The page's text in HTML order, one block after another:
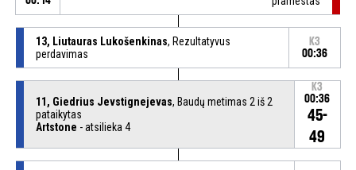
13, Liutauras Lukošenkinas, Rezultatyvus
perdavimas
K3
00:36
11, Giedrius Jevstignejevas, Baudų metimas 2 iš 2
pataikytas
Artstone - atsilieka 4
K3
00:36
45-
49